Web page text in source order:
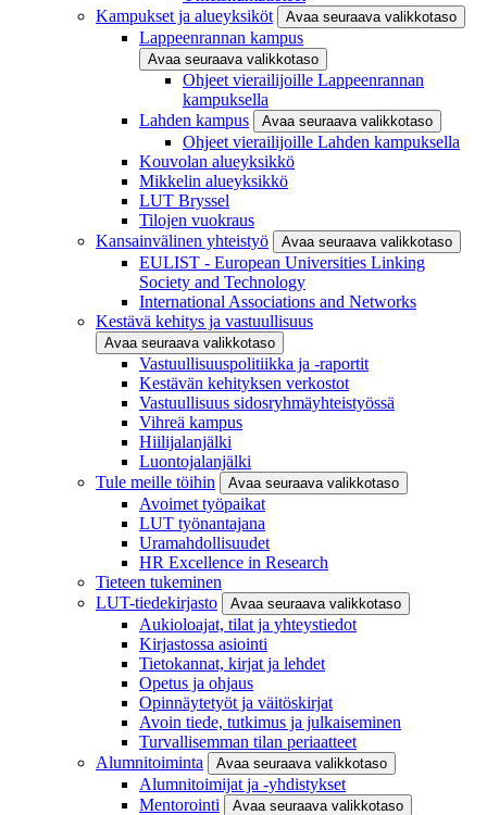
Kampukset ja alueyksiköt
Avaa seuraava valikkotaso
Lappeenrannan kampus
Avaa seuraava valikkotaso
Ohjeet vierailijoille Lappeenrannan
kampuksella
Lahden kampus
Avaa seuraava valikkotaso
Ohjeet vierailijoille Lahden kampuksella
Kouvolan alueyksikkö
Mikkelin alueyksikkö
LUT Bryssel
Tilojen vuokraus
Kansainvälinen yhteistyö
Avaa seuraava valikkotaso
EULIST - European Universities Linking
Society and Technology
International Associations and Networks
Kestävä kehitys ja vastuullisuus
Avaa seuraava valikkotaso
Vastuullisuuspolitiikka ja -raportit
Kestävän kehityksen verkostot
Vastuullisuus sidosryhmäyhteistyössä
Vihreä kampus
Hiilijalanjälki
Luontojalanjälki
Tule meille töihin
Avaa seuraava valikkotaso
Avoimet työpaikat
LUT työnantajana
Uramahdollisuudet
HR Excellence in Research
Tieteen tukeminen
LUT-tiedekirjasto
Avaa seuraava valikkotaso
Aukioloajat, tilat ja yhteystiedot
Kirjastossa asiointi
Tietokannat, kirjat ja lehdet
Opetus ja ohjaus
Opinnäytetyöt ja väitöskirjat
Avoin tiede, tutkimus ja julkaiseminen
Turvallisemman tilan periaatteet
Alumnitoiminta
Avaa seuraava valikkotaso
Alumnitoimijat ja -yhdistykset
Mentorointi
Avaa seuraava valikkotaso